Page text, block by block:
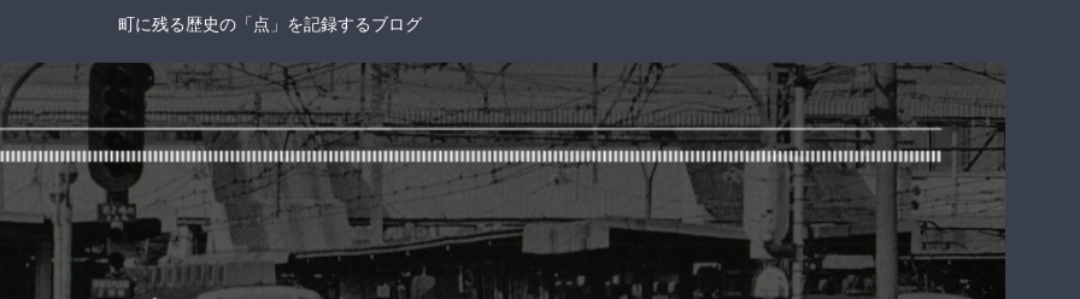
町に残る歴史の「点」を記録するブログ